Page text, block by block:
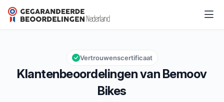
Bemoov Bikes
Algemene beoordeling: 9,9 van 10
9,9/10
Klantenbeoordelingen van Bemoov
Bikes
Vertrouwenscertificaat